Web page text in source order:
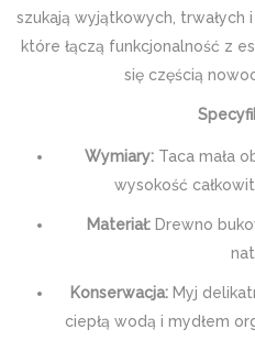
szukają wyjątkowych, trwałych
które łączą funkcjonalność z
się częścią
Wymiary:Taca mała
wysokość
Materiał:Drewno
Konserwacja: Myj
ciepłą wodą i mydłem